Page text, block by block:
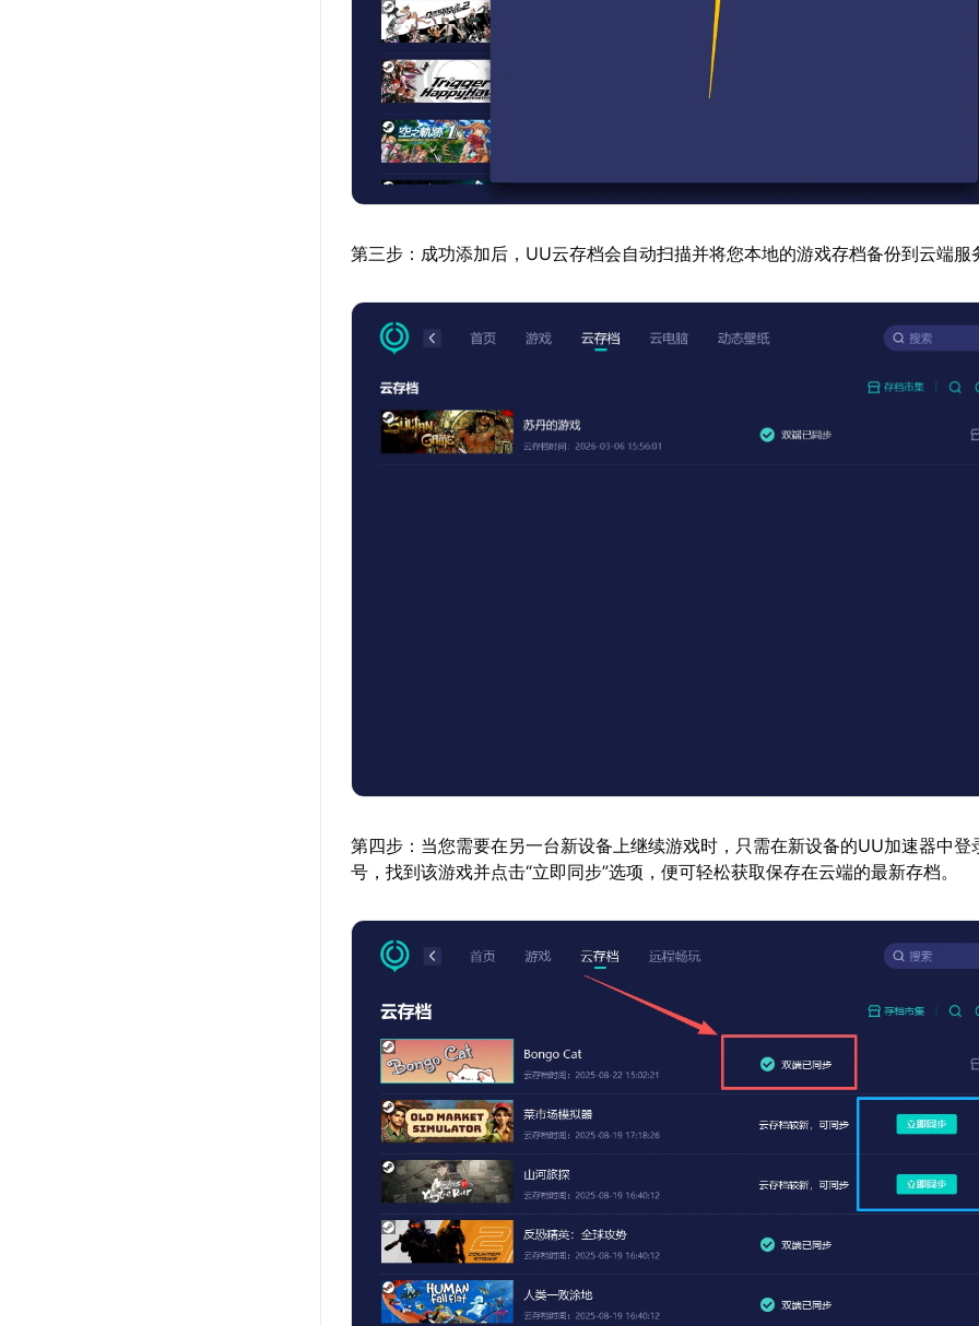
第三步：成功添加后，UU云存档会自动扫描并将您本地的游戏存档备份到云端服
第四步：当您需要在另一台新设备上继续游戏时，只需在新设备的UU加速器中登
号，找到该游戏并点击“立即同步”选项，便可轻松获取保存在云端的最新存档。